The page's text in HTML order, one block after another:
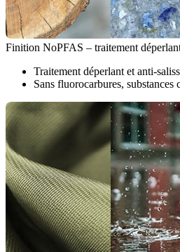
Finition NoPFAS – traitement
Traitement déperlant et anti-
Sans fluorocarbures,